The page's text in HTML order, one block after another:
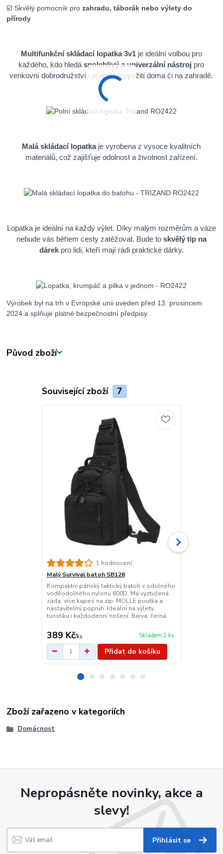
☑️ Skvělý pomocník prozahradu, táborák nebo výlety do
přírody
Multifunkční skládací lopatka 3v1je ideální volbou pro
každého, kdo hledáspolehlivý a univerzální nástroj pro
venkovní dobrodružství i praktické využití doma či na zahradě.
Malá skládací lopatkaje vyrobena z vysoce kvalitních
materiálů, což zajišťuje odolnost a životnost zařízení.
Lopatka je ideální na každý výlet. Díky malým rozměrům a váze
nebude vás během cesty zatěžovat. Bude to skvělý tip na
dárekpro lidi, kteří mají rádi praktické dárky.
Výrobek byl na trh v Evropské unii uveden před 13. prosincem
2024 a splňuje platné bezpečnostní předpisy.
Původ zboží
Související zboží 7
1 hodnocení
Malý Survival batoh SB126
Kompaktní pánský taktický batoh z odolného
voděodolného nylonu 600D. Má vyztužená
záda, více kapes na zip, MOLLE poutka a
nastavitelný popruh. Ideální na výlety,
turistiku i každodenní nošení. Barva: černá.
389 Kč/ks Skladem 1 ks
Přidat do košíku
Zboží zařazeno v kategoriích
Domácnost
Nepropásněte novinky, akce a
slevy!
Přihlásit se